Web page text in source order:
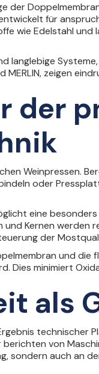
der
für
wie Edelstahl
langlebige
MERLIN, zeigen
der
Weinpressen.
oder
eine
Kernen
der
und die
Dies minimiert
als
technischer
von
sondern auch an